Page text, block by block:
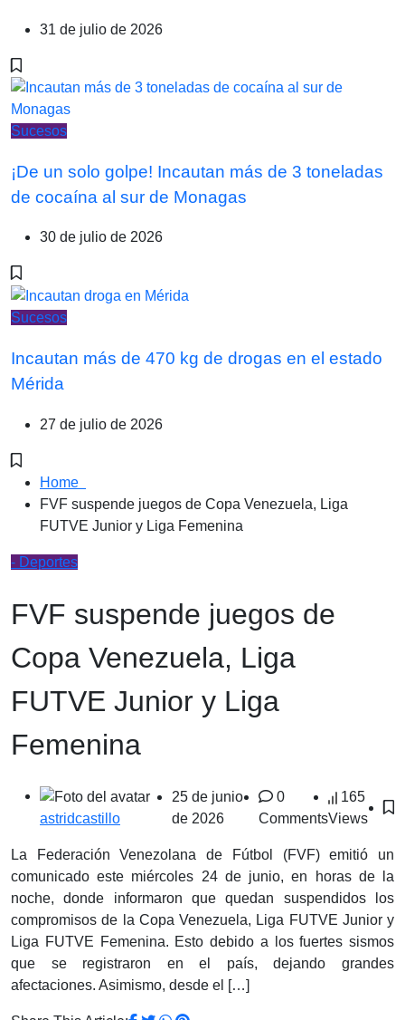
31 de julio de 2026
Sucesos
¡De un solo golpe! Incautan más de 3 toneladas
de cocaína al sur de Monagas
30 de julio de 2026
Sucesos
Incautan más de 470 kg de drogas en el estado
Mérida
27 de julio de 2026
Home
FVF suspende juegos de Copa Venezuela, Liga
FUTVE Junior y Liga Femenina
- Deportes
FVF suspende juegos de
Copa Venezuela, Liga
FUTVE Junior y Liga
Femenina
astridcastillo
25 de junio
de 2026
0
Comments
165
Views
La Federación Venezolana de Fútbol (FVF) emitió un
comunicado este miércoles 24 de junio, en horas de la
noche, donde informaron que quedan suspendidos los
compromisos de la Copa Venezuela, Liga FUTVE Junior y
Liga FUTVE Femenina. Esto debido a los fuertes sismos
que se registraron en el país, dejando grandes
afectaciones. Asimismo, desde el […]